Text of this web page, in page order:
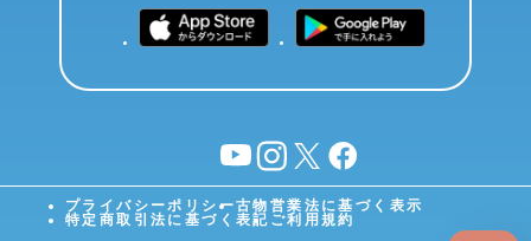
YouTubeinstagram
X facebook
プライバシーポリシー古物営業法に基づく表示
特定商取引法に基づく表記 ご利用規約